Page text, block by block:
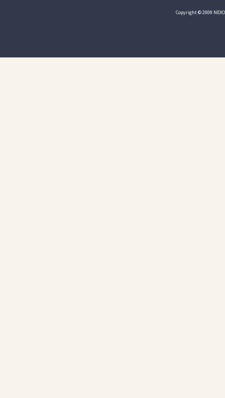
Copyright © 2009